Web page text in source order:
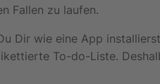
Fallen zu laufen.
Dir wie eine App
To-do-Liste.